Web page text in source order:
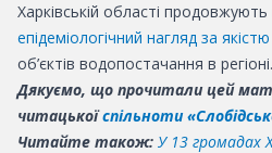
Харківській області
епідеміологічний нагляд за
об’єктів водопостачання в регіоні.
Дякуємо, що прочитали цей
читацькоїспільноти
Читайте також: У 13 громадах